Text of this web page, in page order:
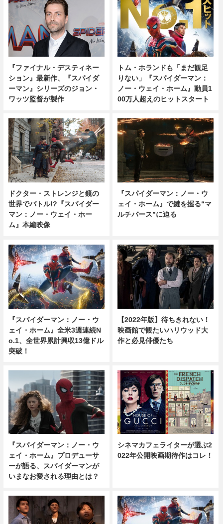
『ファイナル・デスティネー
ション』最新作、『スパイダ
ーマン』シリーズのジョン・
ワッツ監督が製作
トム・ホランドも「まだ観足
りない」『スパイダーマン：
ノー・ウェイ・ホーム』動員1
00万人超えのヒットスタート
ドクター・ストレンジと鏡の
世界でバトル!?『スパイダー
マン：ノー・ウェイ・ホー
ム』本編映像
『スパイダーマン：ノー・ウ
ェイ・ホーム』で鍵を握る“マ
ルチバース”に迫る
『スパイダーマン：ノー・ウ
ェイ・ホーム』全米3週連続N
o.1、全世界累計興収13億ドル
突破！
【2022年版】待ちきれない！
映画館で観たいハリウッド大
作と必見俳優たち
『スパイダーマン：ノー・ウ
ェイ・ホーム』プロデューサ
ーが語る、スパイダーマンが
いまなお愛される理由とは？
シネマカフェライターが選ぶ2
022年公開映画期待作はコレ！